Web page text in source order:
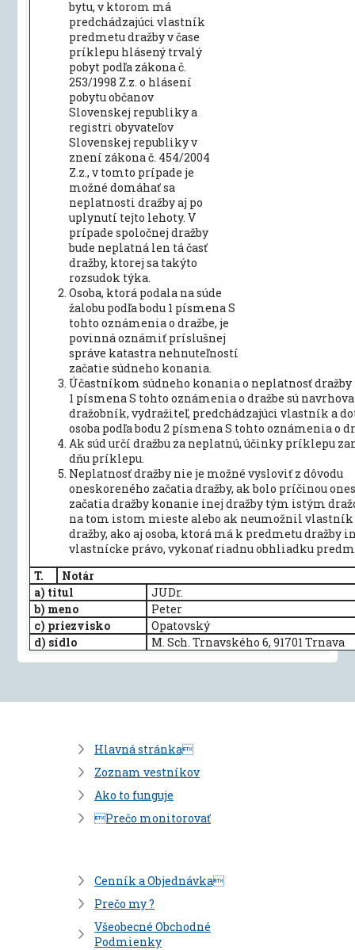
bytu, v ktorom má
predchádzajúci vlastník
predmetu dražby v čase
príklepu hlásený trvalý
pobyt podľa zákona č.
253/1998 Z.z. o hlásení
pobytu občanov
Slovenskej republiky a
registri obyvateľov
Slovenskej republiky v
znení zákona č. 454/2004
Z.z., v tomto prípade je
možné domáhať sa
neplatnosti dražby aj po
uplynutí tejto lehoty. V
prípade spoločnej dražby
bude neplatná len tá časť
dražby, ktorej sa takýto
rozsudok týka.
Osoba, ktorá podala na súde
žalobu podľa bodu 1 písmena S
tohto oznámenia o dražbe, je
povinná oznámiť príslušnej
správe katastra nehnuteľností
začatie súdneho konania.
Účastníkom súdneho konania o neplatnosť dražby
1 písmena S tohto oznámenia o dražbe sú
dražobník, vydražiteľ, predchádzajúci vlastník a
osoba podľa bodu 2 písmena S tohto oznámenia o
Ak súd určí dražbu za neplatnú, účinky príklepu
dňu príklepu.
Neplatnosť dražby nie je možné vysloviť z dôvodu
oneskoreného začatia dražby, ak bolo príčinou
začatia dražby konanie inej dražby tým istým
na tom istom mieste alebo ak neumožnil
dražby, ako aj osoba, ktorá má k predmetu dražby
vlastnícke právo, vykonať riadnu obhliadku
T.
Notár
a) titul
JUDr.
b) meno
Peter
c) priezvisko
Opatovský
d) sídlo
M. Sch. Trnavského 6, 91701 Trnava
Hlavná stránka
Zoznam vestníkov
Ako to funguje
Prečo monitorovať
Cenník a Objednávka
Prečo my ?
Všeobecné Obchodné
Podmienky